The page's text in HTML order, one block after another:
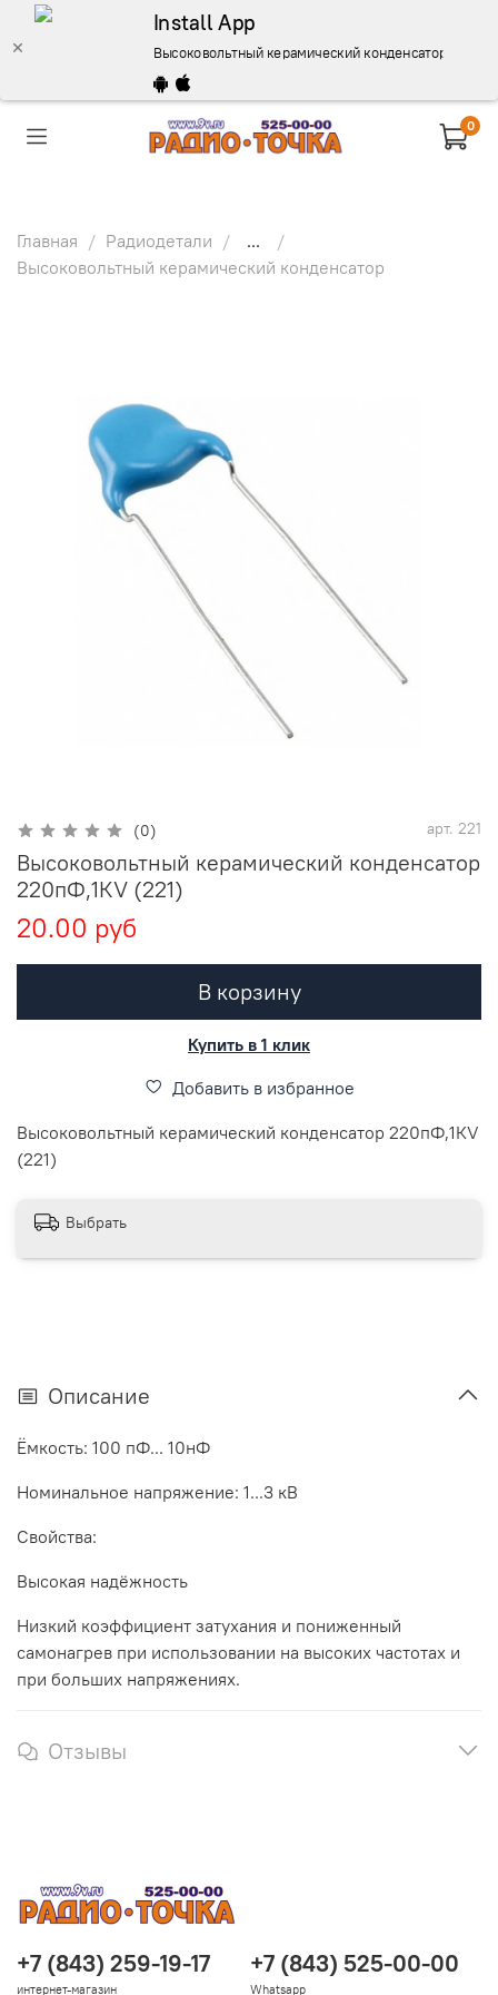
Install App
Высоковольтный керамический конденсатор
0
Главная Радиодетали
...
Высоковольтный керамический конденсатор
(0) арт. 221
Высоковольтный керамический конденсатор
220пФ,1КV (221)
20.00 руб
В корзину
Купить в 1 клик
Добавить в избранное
Высоковольтный керамический конденсатор 220пФ,1КV
(221)
Выбрать
Описание
Ёмкость: 100 пФ... 10нФ
Номинальное напряжение: 1...3 кВ
Свойства:
Высокая надёжность
Низкий коэффициент затухания и пониженный
самонагрев при использовании на высоких частотах и
при больших напряжениях.
Отзывы
+7 (843) 259-19-17
интернет-магазин
+7 (843) 525-00-00
Whatsapp